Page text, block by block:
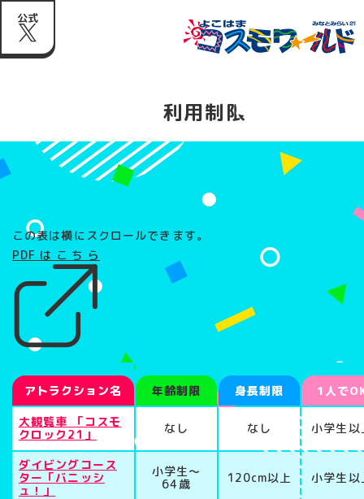
公式
利用制限
この表は横にスクロールできます。
PDFはこちら
アトラクション名 年齢制限 身長制限 1人で
大観覧車 「コスモ
クロック21」
なし なし 小学生以
ダイビングコース
ター「バニッシ
ュ！」
小学生〜
64歳
120cm以上 小学生以